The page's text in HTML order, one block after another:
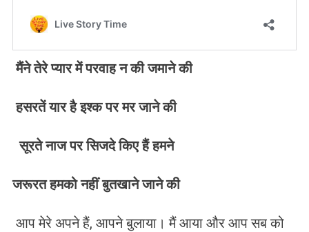
मैंने तेरे प्यार में परवाह न की जमाने की
हसरतें यार है इश्क पर मर जाने की
सूरते नाज पर सिजदे किए हैं हमने
जरूरत हमको नहीं बुतखाने जाने की
आप मेरे अपने हैं, आपने बुलाया। मैं आया और आप सब को